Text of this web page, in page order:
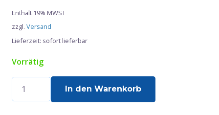
Enthält 19% MWST
zzgl. Versand
Lieferzeit: sofort lieferbar
Vorrätig
-
In den Warenkorb